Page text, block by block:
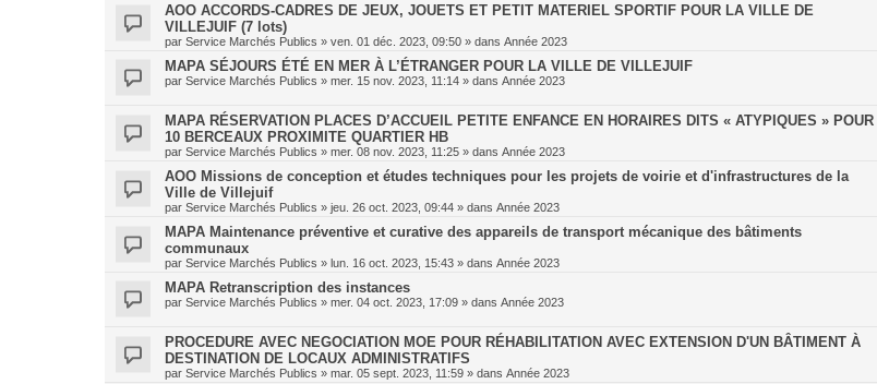
AOO ACCORDS-CADRES DE JEUX, JOUETS ET PETIT MATERIEL SPORTIF POUR LA VILLE DE
VILLEJUIF (7 lots)
par Service Marchés Publics » ven. 01 déc. 2023, 09:50 » dans Année 2023
MAPA SÉJOURS ÉTÉ EN MER À L’ÉTRANGER POUR LA VILLE DE VILLEJUIF
par Service Marchés Publics » mer. 15 nov. 2023, 11:14 » dans Année 2023
MAPA RÉSERVATION PLACES D’ACCUEIL PETITE ENFANCE EN HORAIRES DITS « ATYPIQUES » POUR
10 BERCEAUX PROXIMITE QUARTIER HB
par Service Marchés Publics » mer. 08 nov. 2023, 11:25 » dans Année 2023
AOO Missions de conception et études techniques pour les projets de voirie et d'infrastructures de la
Ville de Villejuif
par Service Marchés Publics » jeu. 26 oct. 2023, 09:44 » dans Année 2023
MAPA Maintenance préventive et curative des appareils de transport mécanique des bâtiments
communaux
par Service Marchés Publics » lun. 16 oct. 2023, 15:43 » dans Année 2023
MAPA Retranscription des instances
par Service Marchés Publics » mer. 04 oct. 2023, 17:09 » dans Année 2023
PROCEDURE AVEC NEGOCIATION MOE POUR RÉHABILITATION AVEC EXTENSION D'UN BÂTIMENT À
DESTINATION DE LOCAUX ADMINISTRATIFS
par Service Marchés Publics » mar. 05 sept. 2023, 11:59 » dans Année 2023